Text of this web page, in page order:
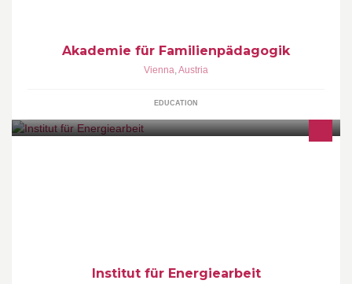
Akademie für Familienpädagogik
Vienna,Austria
EDUCATION
Institut für Energiearbeit